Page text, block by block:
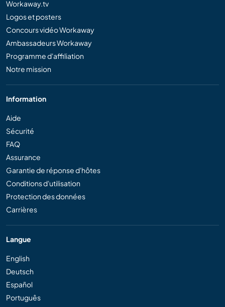
Workaway.tv
Logos et posters
Concours vidéo Workaway
Ambassadeurs Workaway
Programme d'affiliation
Notre mission
Information
Aide
Sécurité
FAQ
Assurance
Garantie de réponse d'hôtes
Conditions d'utilisation
Protection des données
Carrières
Langue
English
Deutsch
Español
Português